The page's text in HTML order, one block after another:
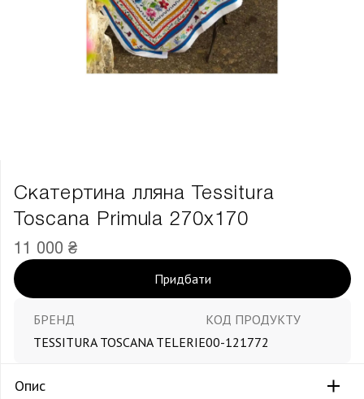
Скатертина лляна Tessitura
Toscana Primula 270х170
11 000 ₴
Придбати
БРЕНД
TESSITURA TOSCANA TELERIE
КОД ПРОДУКТУ
00-121772
Опис